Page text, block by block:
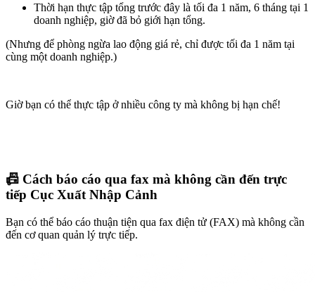
Thời hạn thực tập tổng trước đây là tối đa 1 năm, 6 tháng tại 1
doanh nghiệp, giờ đã bỏ giới hạn tổng.
(Nhưng để phòng ngừa lao động giá rẻ, chỉ được tối đa 1 năm tại
cùng một doanh nghiệp.)
Giờ bạn có thể thực tập ở nhiều công ty mà không bị hạn chế!
📠 Cách báo cáo qua fax mà không cần đến trực
tiếp Cục Xuất Nhập Cảnh
Bạn có thể báo cáo thuận tiện qua fax điện tử (FAX) mà không cần
đến cơ quan quản lý trực tiếp.